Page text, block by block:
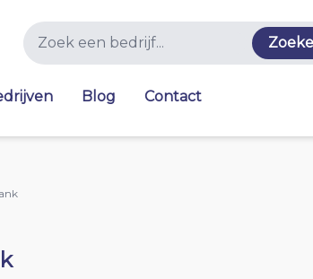
Blog Contact